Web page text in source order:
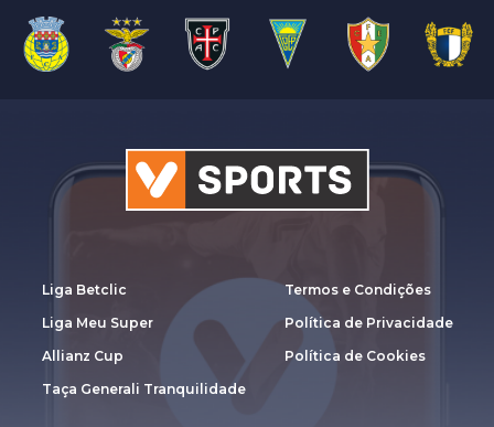
Liga Betclic
Liga Meu Super
Allianz Cup
Taça Generali Tranquilidade
Termos e Condições
Política de Privacidade
Política de Cookies